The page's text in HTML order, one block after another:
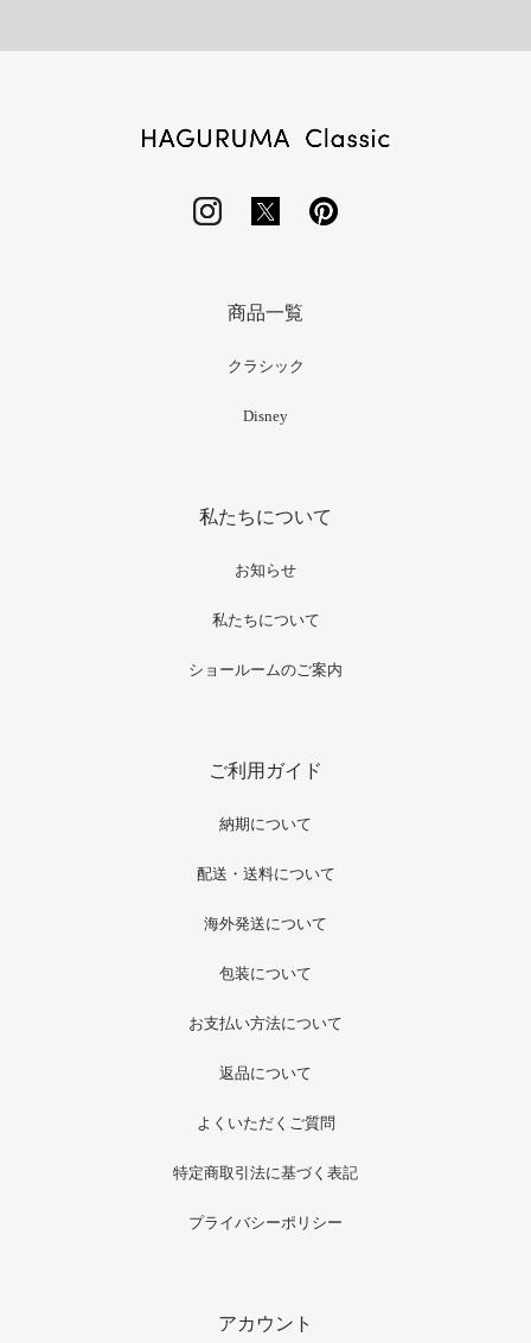
商品一覧
クラシック
Disney
私たちについて
お知らせ
私たちについて
ショールームのご案内
ご利用ガイド
納期について
配送・送料について
海外発送について
包装について
お支払い方法について
返品について
よくいただくご質問
特定商取引法に基づく表記
プライバシーポリシー
アカウント